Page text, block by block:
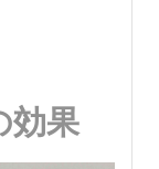
効果